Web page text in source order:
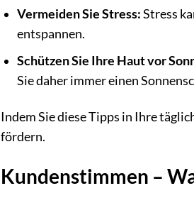
Vermeiden Sie Stress:Stress
entspannen.
Schützen Sie Ihre Haut vor
Sie daher immer einen
Indem Sie diese Tipps in Ihre
fördern.
Kundenstimmen –